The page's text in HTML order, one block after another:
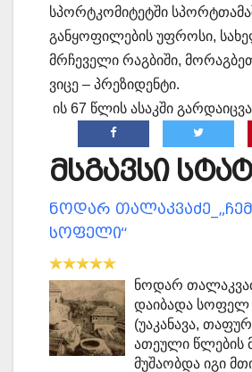
სპორტკომიტეტში
განყოფილების უფროსი,
მრჩეველი რაგბიში,
ვიცე – პრეზიდენტი.
ის 67 წლის ასაკში
მსგავსი
ნოდარ
სოფელი“
ნოდარ
დაიბადა სოფელ
(უაკანავა,
ათეული წლების
მუშაობდა იგი